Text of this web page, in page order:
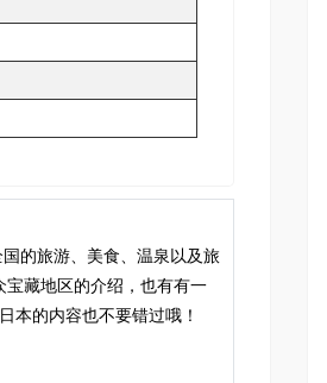
的旅游、美食、温泉以及旅
藏地区的介绍，也有有一
本的内容也不要错过哦！